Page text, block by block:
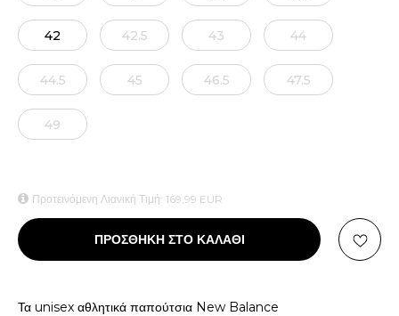
42 42.5 43 44
44.5 45 46.5 47.5
49
Προτεινόμενη Λιανική Τιμή: 169,99 EUR
ΠΡΟΣΘΗΚΗ ΣΤΟ ΚΑΛΑΘΙ
Τα unisex αθλητικά παπούτσια New Balance